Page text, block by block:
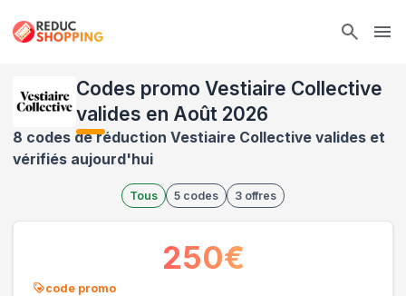
Codes promo Vestiaire Collective
valides en Août 2026
8 codes de réduction Vestiaire Collective valides et
vérifiés aujourd'hui
Tous 5 codes 3 offres
code promo
250€